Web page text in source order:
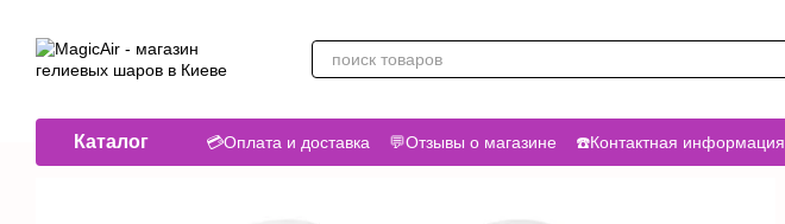
Каталог 💳Оплата и доставка 💬Отзывы о магазине ☎️Контактная информация